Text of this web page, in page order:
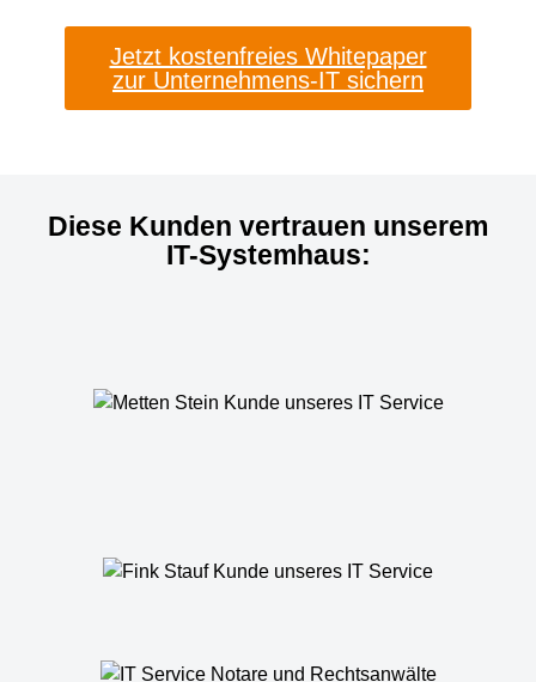
Jetzt kostenfreies Whitepaper
zur Unternehmens-IT sichern
Diese Kunden vertrauen unserem
IT-Systemhaus: